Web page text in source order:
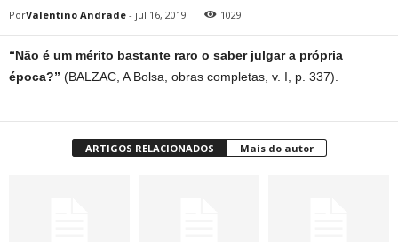
PorValentino Andrade - jul 16, 2019 1029
“Não é um mérito bastante raro o saber julgar a própria
época?” (BALZAC, A Bolsa, obras completas, v. I, p. 337).
ARTIGOS RELACIONADOS Mais do autor